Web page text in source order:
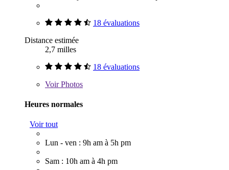
18 évaluations
Distance estimée
2,7 milles
18 évaluations
VoirPhotos
Heures normales
Voir tout
Lun - ven : 9h am à 5h pm
Sam : 10h am à 4h pm